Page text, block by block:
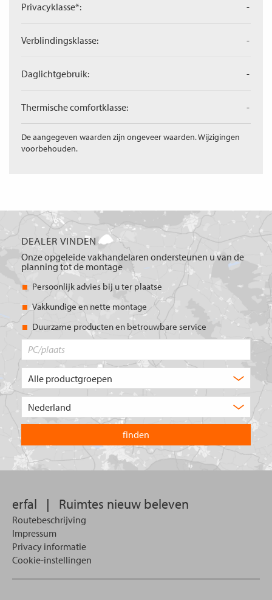
Privacyklasse*: -
Verblindingsklasse: -
Daglichtgebruik: -
Thermische comfortklasse: -
De aangegeven waarden zijn ongeveer waarden. Wijzigingen
voorbehouden.
DEALER VINDEN
Onze opgeleide vakhandelaren ondersteunen u van de
planning tot de montage
Persoonlijk advies bij u ter plaatse
Vakkundige en nette montage
Duurzame producten en betrouwbare service
product
u?
land
waarin
u
wilt
zoeken.
erfal | Ruimtes nieuw beleven
Routebeschrijving
Impressum
Privacy informatie
Cookie-instellingen